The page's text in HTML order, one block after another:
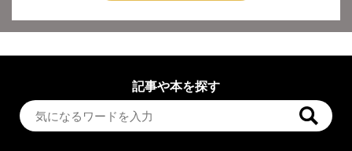
記事や本を探す